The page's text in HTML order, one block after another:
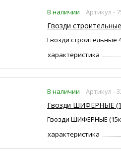
В наличии Артикул -
Гвозди
Гвозди строительные
характеристика
В наличии Артикул -
Гвозди ШИФЕРНЫЕ
Гвозди ШИФЕРНЫЕ
характеристика